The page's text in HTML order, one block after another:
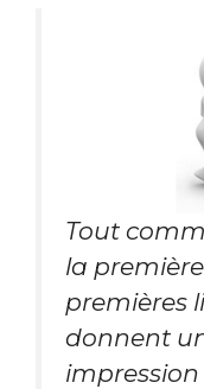
Tout
la
premières
donnent